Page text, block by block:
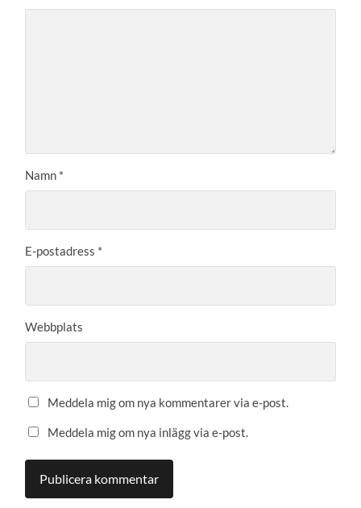
Namn *
E-postadress *
Webbplats
Meddela mig om nya kommentarer via e-post.
Meddela mig om nya inlägg via e-post.